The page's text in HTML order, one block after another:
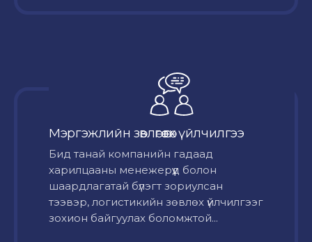
Мэргэжлийн зөвлөгөө өгөх үйлчилгээ
Бид танай компанийн гадаад
харилцааны менежерүүд болон
шаардлагатай бүлэгт зориулсан
тээвэр, логистикийн зөвлөх үйлчилгээг
зохион байгуулах боломжтой...